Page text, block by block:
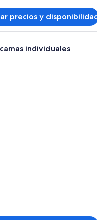
precios y
Una habitación de hotel
individuales